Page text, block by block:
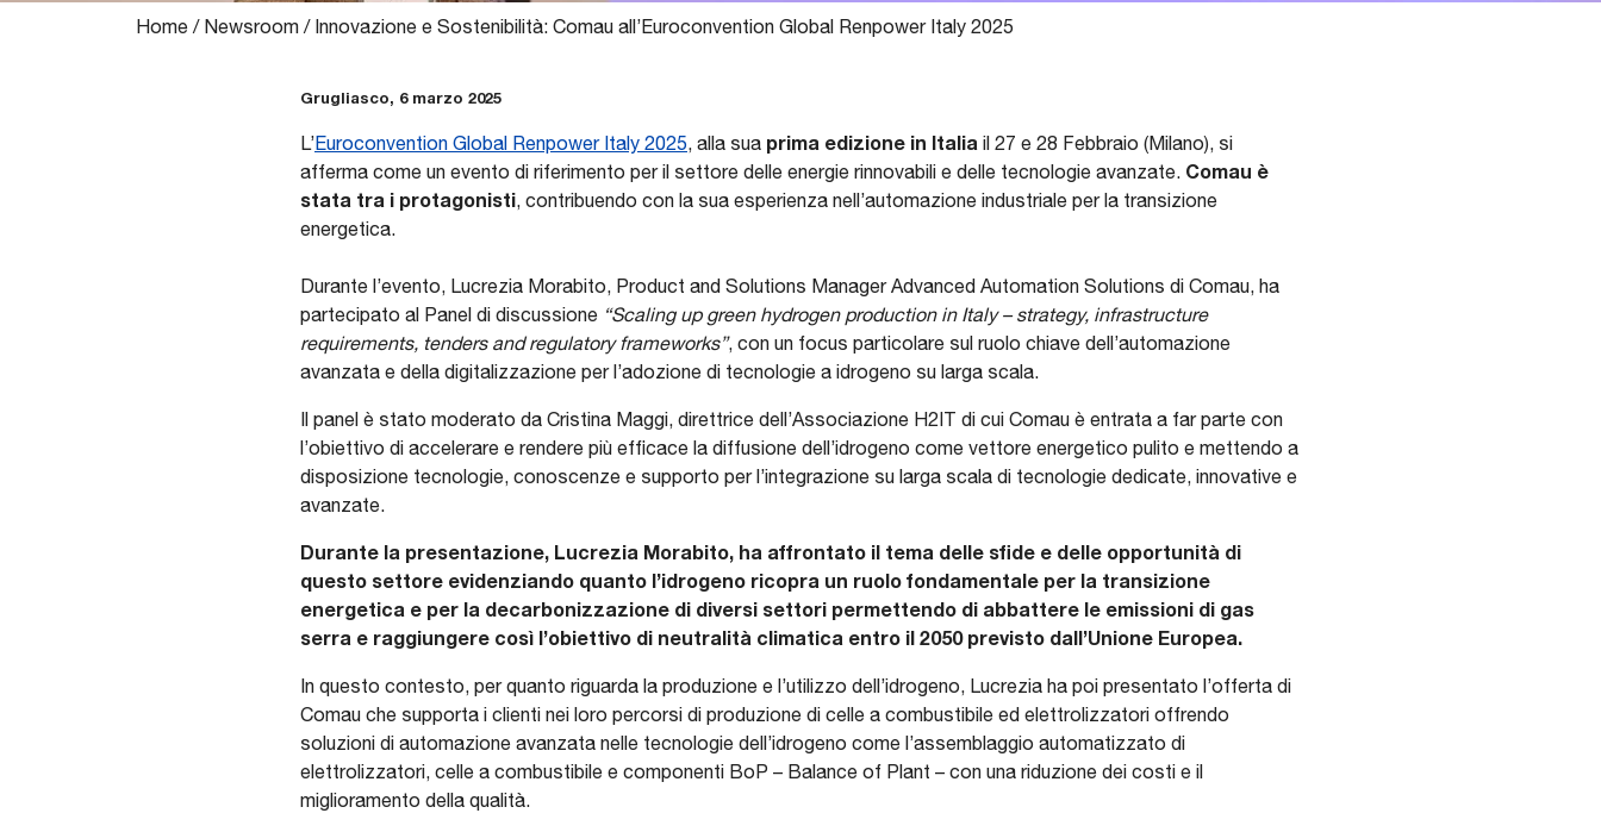
Home / Newsroom / Innovazione e Sostenibilità: Comau all’Euroconvention Global Renpower Italy 2025
Grugliasco, 6 marzo 2025
L’Euroconvention Global Renpower Italy 2025, alla sua prima edizione in Italia il 27 e 28 Febbraio (Milano), si
afferma come un evento di riferimento per il settore delle energie rinnovabili e delle tecnologie avanzate. Comau è
stata tra i protagonisti, contribuendo con la sua esperienza nell’automazione industriale per la transizione
energetica.
Durante l’evento, Lucrezia Morabito, Product and Solutions Manager Advanced Automation Solutions di Comau, ha
partecipato al Panel di discussione “Scaling up green hydrogen production in Italy – strategy, infrastructure
requirements, tenders and regulatory frameworks”, con un focus particolare sul ruolo chiave dell’automazione
avanzata e della digitalizzazione per l’adozione di tecnologie a idrogeno su larga scala.
Il panel è stato moderato da Cristina Maggi, direttrice dell’Associazione H2IT di cui Comau è entrata a far parte con
l’obiettivo di accelerare e rendere più efficace la diffusione dell’idrogeno come vettore energetico pulito e mettendo a
disposizione tecnologie, conoscenze e supporto per l’integrazione su larga scala di tecnologie dedicate, innovative e
avanzate.
Durante la presentazione, Lucrezia Morabito, ha affrontato il tema delle sfide e delle opportunità di
questo settore evidenziando quanto l’idrogeno ricopra un ruolo fondamentale per la transizione
energetica e per la decarbonizzazione di diversi settori permettendo di abbattere le emissioni di gas
serra e raggiungere così l’obiettivo di neutralità climatica entro il 2050 previsto dall’Unione Europea.
In questo contesto, per quanto riguarda la produzione e l’utilizzo dell’idrogeno, Lucrezia ha poi presentato l’offerta di
Comau che supporta i clienti nei loro percorsi di produzione di celle a combustibile ed elettrolizzatori offrendo
soluzioni di automazione avanzata nelle tecnologie dell’idrogeno come l’assemblaggio automatizzato di
elettrolizzatori, celle a combustibile e componenti BoP – Balance of Plant – con una riduzione dei costi e il
miglioramento della qualità.